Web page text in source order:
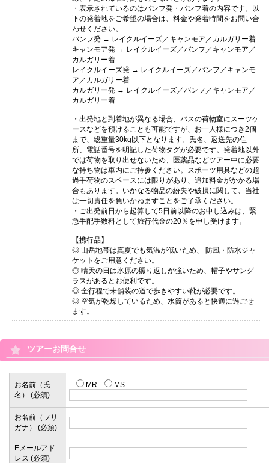
・表示されているのはバンフ発・バンフ着の内容です。以
下の発着地をご希望の場合は、料金や発着時間をお問い合
わせください。
バンフ発 → レイクルイーズ／キャンモア／カルガリー着
キャンモア発 → レイクルイーズ／バンフ／キャンモア／
カルガリー着
レイクルイーズ発 → レイクルイーズ／バンフ／キャンモ
ア／カルガリー着
カルガリー発 → レイクルイーズ／バンフ／キャンモア／
カルガリー着
・出発地と到着地が異なる場合、バスの荷物室にスーツケ
ースなどを預けることも可能ですが、お一人様につき2個
まで、総重量30kg以下となります。氏名、返送先の住
所、電話番号を明記した荷物タグが必要です。発着地以外
では荷物を取り出せないため、医薬品などツアー中に必要
な持ち物は車内にご持参ください。スポーツ用具などの超
過手荷物のスペースには限りがあり、追加料金がかかる場
合もあります。いかなる物品の紛失や破損に関して、当社
は一切責任を負いかねますことをご了承ください。
・ご出発前日から起算して5日前以降のお申し込みは、緊
急手配手数料として旅行代金の20％を申し受けます。
【携行品】
◎ 山岳地帯は真夏でも気温が低いため、 防風・防水ジャ
ケットをご用意ください。
◎ 晴天の日は氷原の照り返しが強いため、帽子やサング
ラスがあるとお便利です。
◎ 全行程で未舗装の道で歩きやすい靴が必要です。
◎ 空気が乾燥しているため、水筒があると快適に過ごせ
ます。
ツアーお問合せ
お名前（氏
名） (必須)
MR MS
お名前（フリ
ガナ） (必須)
Eメールアド
レス (必須)